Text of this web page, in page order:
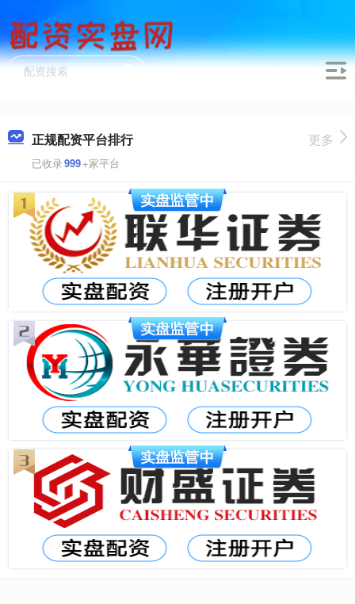
正规配资平台排行
已收录999+家平台
更多